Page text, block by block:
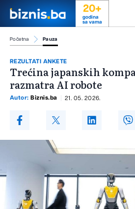
20+
godina
sa vama
Početna Pauza
REZULTATI ANKETE
Trećina japanskih
razmatra AI robote
Autor: Biznis.ba 21. 05. 2026.